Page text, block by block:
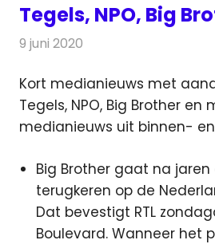
Tegels, NPO, Big
9 juni 2020
Kort medianieuws met
Tegels, NPO, Big Brother en
medianieuws uit binnen-
Big Brother gaat na
terugkeren op de
Dat bevestigt RTL
Boulevard. Wanneer het